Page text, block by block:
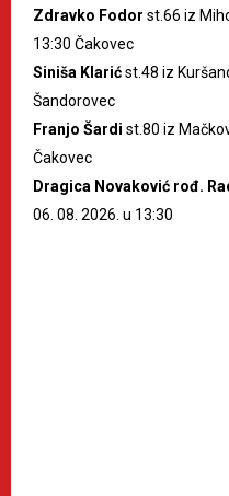
Zdravko Fodor st.66 iz
13:30 Čakovec
Siniša Klarićst.48 iz
Šandorovec
Franjo Šardi st.80 iz
Čakovec
Dragica Novaković rođ.
06. 08. 2026. u 13:30